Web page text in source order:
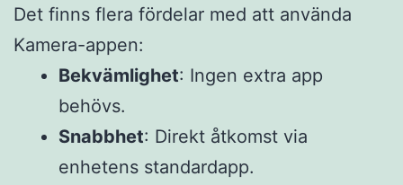
Det finns flera fördelar med att använda
Kamera-appen:​
Bekvämlighet: Ingen extra app
behövs.​
Snabbhet: Direkt åtkomst via
enhetens standardapp.​